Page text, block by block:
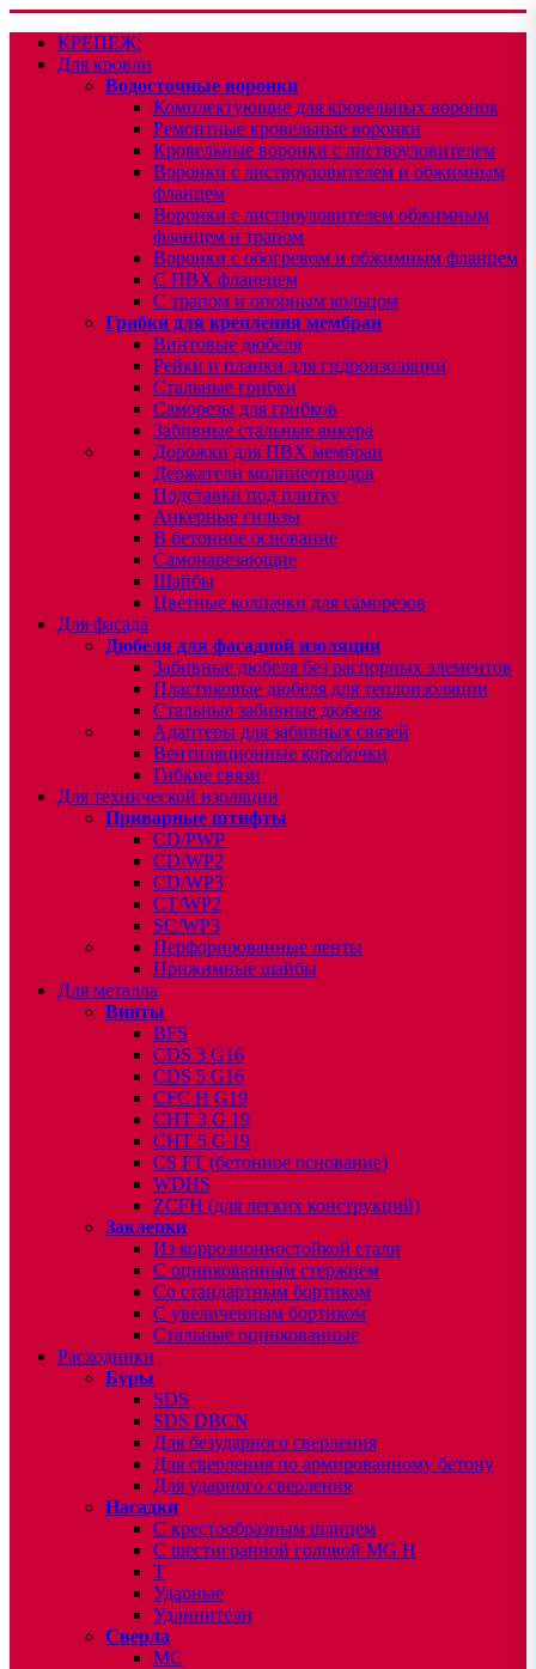
КРЕПЕЖ:
Для кровли
Водосточные воронки
Комплектующие для кровельных воронок
Ремонтные кровельные воронки
Кровельные воронки с листвоуловителем
Воронки с листвоуловителем и обжимным
фланцем
Воронки с листвоуловителем обжимным
фланцем и трапом
Воронки с обогревом и обжимным фланцем
С ПВХ фланецем
С трапом и опорным кольцом
Грибки для крепления мембран
Винтовые дюбеля
Рейки и планки для гидроизоляции
Стальные грибки
Саморезы для грибков
Забивные стальные анкера
Дорожки для ПВХ мембран
Держатели молниеотводов
Подставки под плитку
Анкерные гильзы
В бетонное основание
Самонарезающие
Шайбы
Цветные колпачки для саморезов
Для фасада
Дюбеля для фасадной изоляции
Забивные дюбеля без распорных элементов
Пластиковые дюбеля для теплоизоляции
Стальные забивные дюбеля
Адаптеры для забивных связей
Вентиляционные коробочки
Гибкие связи
Для технической изоляции
Приварные штифты
CD/PWP
CD/WP2
CD/WP3
CT/WP2
SC/WP3
Перфорированные ленты
Прижимные шайбы
Для металла
Винты
BFS
CDS 3 G16
CDS 5 G16
CFC H G19
CHT 3 G 19
CHT 5 G 19
CS FT (бетонное основание)
WDHS
ZCFH (для легких конструкций)
Заклепки
Из коррозионностойкой стали
С оцинкованным стержнем
Со стандартным бортиком
С увеличенным бортиком
Стальные оцинкованные
Расходники
Буры
SDS
SDS DBCN
Для безударного сверления
Для сверления по армированному бетону
Для ударного сверления
Насадки
С крестообразным шлицем
С шестигранной головой MG H
T
Ударные
Удлинители
Сверла
МС